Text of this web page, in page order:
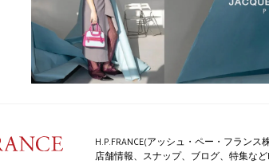
H.P.FRANCE(アッシュ・ペー・フラン
店舗情報、スナップ、ブログ、特集など